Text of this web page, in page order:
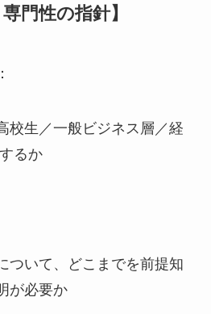
門性の指針】
生／一般ビジネス層／経
るか
いて、どこまでを前提知
が必要か